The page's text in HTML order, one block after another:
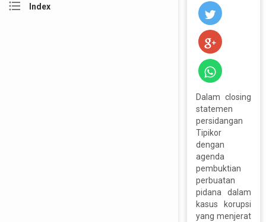
format_list_bulleted Index
Dalam closing
statemen
persidangan
Tipikor
dengan
agenda
pembuktian
perbuatan
pidana dalam
kasus korupsi
yang menjerat